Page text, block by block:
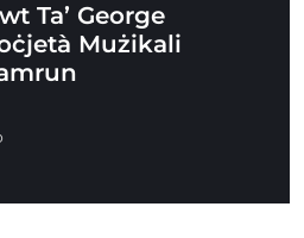
Ta’ George
Mużikali